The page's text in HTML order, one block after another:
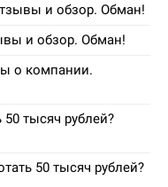
и обзор. Обман!
и обзор. Обман!
о компании.
50 тысяч рублей?
50 тысяч рублей?